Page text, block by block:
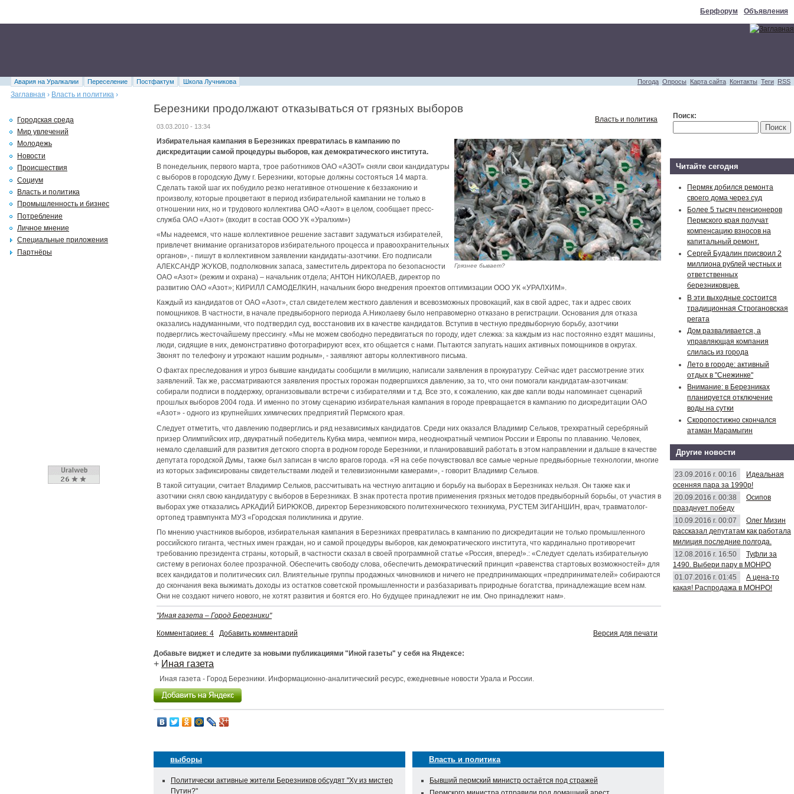
Берфорум Объявления
Погода Опросы Карта сайта Контакты Теги RSS
Авария на Уралкалии Переселение Постфактум
Школа Лучникова
Заглавная › Власть и политика ›
Березники продолжают отказываться от грязных выборов
Власть и политика
03.03.2010 - 13:34
Грязнее бывает?
Избирательная кампания в Березниках превратилась в кампанию по
дискредитации самой процедуры выборов, как демократического института.
В понедельник, первого марта, трое работников ОАО «АЗОТ» сняли свои кандидатуры
с выборов в городскую Думу г. Березники, которые должны состояться 14 марта.
Сделать такой шаг их побудило резко негативное отношение к беззаконию и
произволу, которые процветают в период избирательной кампании не только в
отношении них, но и трудового коллектива ОАО «Азот» в целом, сообщает пресс-
служба ОАО «Азот» (входит в состав ООО УК «Уралхим»)
«Мы надеемся, что наше коллективное решение заставит задуматься избирателей,
привлечет внимание организаторов избирательного процесса и правоохранительных
органов», - пишут в коллективном заявлении кандидаты-азотчики. Его подписали
АЛЕКСАНДР ЖУКОВ, подполковник запаса, заместитель директора по безопасности
ОАО «Азот» (режим и охрана) – начальник отдела; АНТОН НИКОЛАЕВ, директор по
развитию ОАО «Азот»; КИРИЛЛ САМОДЕЛКИН, начальник бюро внедрения проектов оптимизации ООО УК «УРАЛХИМ».
Каждый из кандидатов от ОАО «Азот», стал свидетелем жесткого давления и всевозможных провокаций, как в свой адрес, так и адрес своих
помощников. В частности, в начале предвыборного периода А.Николаеву было неправомерно отказано в регистрации. Основания для отказа
оказались надуманными, что подтвердил суд, восстановив их в качестве кандидатов. Вступив в честную предвыборную борьбу, азотчики
подверглись жесточайшему прессингу. «Мы не можем свободно передвигаться по городу, идет слежка: за каждым из нас постоянно ездят машины,
люди, сидящие в них, демонстративно фотографируют всех, кто общается с нами. Пытаются запугать наших активных помощников в округах.
Звонят по телефону и угрожают нашим родным», - заявляют авторы коллективного письма.
О фактах преследования и угроз бывшие кандидаты сообщили в милицию, написали заявления в прокуратуру. Сейчас идет рассмотрение этих
заявлений. Так же, рассматриваются заявления простых горожан подвергшихся давлению, за то, что они помогали кандидатам-азотчикам:
собирали подписи в поддержку, организовывали встречи с избирателями и т.д. Все это, к сожалению, как две капли воды напоминает сценарий
прошлых выборов 2004 года. И именно по этому сценарию избирательная кампания в городе превращается в кампанию по дискредитации ОАО
«Азот» - одного из крупнейших химических предприятий Пермского края.
Следует отметить, что давлению подверглись и ряд независимых кандидатов. Среди них оказался Владимир Сельков, трехкратный серебряный
призер Олимпийских игр, двукратный победитель Кубка мира, чемпион мира, неоднократный чемпион России и Европы по плаванию. Человек,
немало сделавший для развития детского спорта в родном городе Березники, и планировавший работать в этом направлении и дальше в качестве
депутата городской Думы, также был записан в число врагов города. «Я на себе почувствовал все самые черные предвыборные технологии, многие
из которых зафиксированы свидетельствами людей и телевизионными камерами», - говорит Владимир Сельков.
В такой ситуации, считает Владимир Сельков, рассчитывать на честную агитацию и борьбу на выборах в Березниках нельзя. Он также как и
азотчики снял свою кандидатуру с выборов в Березниках. В знак протеста против применения грязных методов предвыборный борьбы, от участия в
выборах уже отказались АРКАДИЙ БИРЮКОВ, директор Березниковского политехнического техникума, РУСТЕМ ЗИГАНШИН, врач, травматолог-
ортопед травмпункта МУЗ «Городская поликлиника и другие.
По мнению участников выборов, избирательная кампания в Березниках превратилась в кампанию по дискредитации не только промышленного
российского гиганта, честных имен граждан, но и самой процедуры выборов, как демократического института, что кардинально противоречит
требованию президента страны, который, в частности сказал в своей программной статье «Россия, вперед!».: «Следует сделать избирательную
систему в регионах более прозрачной. Обеспечить свободу слова, обеспечить демократический принцип «равенства стартовых возможностей» для
всех кандидатов и политических сил. Влиятельные группы продажных чиновников и ничего не предпринимающих «предпринимателей» собираются
до скончания века выжимать доходы из остатков советской промышленности и разбазаривать природные богатства, принадлежащие всем нам.
Они не создают ничего нового, не хотят развития и боятся его. Но будущее принадлежит не им. Оно принадлежит нам».
"Иная газета – Город Березники"
Комментариев: 4 Добавить комментарий Версия для печати
Добавьте виджет и следите за новыми публикациями "Иной газеты" у себя на Яндексе:
+ Иная газета
Иная газета - Город Березники. Информационно-аналитический ресурс, ежедневные новости Урала и России.
выборы
Политически активные жители Березников обсудят "Ху из мистер
Путин?"
Власть и политика
Бывший пермский министр остаётся под стражей
Городская среда
Мир увлечений
Молодежь
Новости
Происшествия
Социум
Власть и политика
Промышленность и бизнес
Потребление
Личное мнение
Специальные приложения
Партнёры
Поиск:
Читайте сегодня
Пермяк добился ремонта
своего дома через суд
Более 5 тысяч пенсионеров
Пермского края получат
компенсацию взносов на
капитальный ремонт.
Сергей Будалин присвоил 2
миллиона рублей честных и
ответственных
березниковцев.
В эти выходные состоится
традиционная Строгановская
регата
Дом разваливается, а
управляющая компания
слилась из города
Лето в городе: активный
отдых в "Снежинке"
Внимание: в Березниках
планируется отключение
воды на сутки
Скоропостижно скончался
атаман Марамыгин
Другие новости
23.09.2016 г. 00:16
Идеальная
осенняя пара за 1990р!
20.09.2016 г. 00:38
Осипов
празднует победу
10.09.2016 г. 00:07
Олег Мизин
рассказал депутатам как работала
милиция последние полгода.
12.08.2016 г. 16:50
Туфли за
1490. Выбери пару в МОНРО
01.07.2016 г. 01:45
А цена-то
какая! Распродажа в МОНРО!